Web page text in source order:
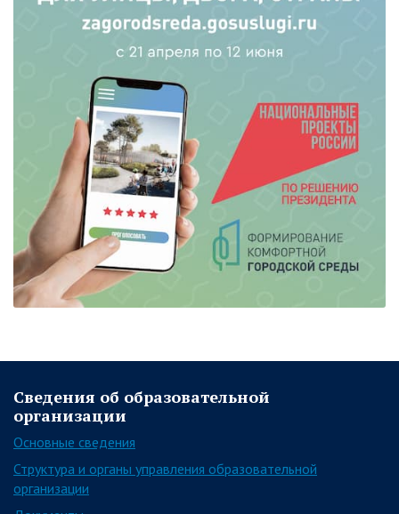
Сведения об образовательной
организации
Основные сведения
Структура и органы управления образовательной
организации